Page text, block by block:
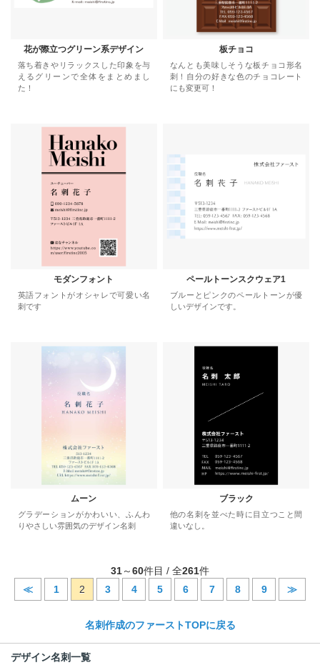
花が際立つグリーン系デザイン
落ち着きやリラックスした印象を与
えるグリーンで全体をまとめまし
た！
板チョコ
なんとも美味しそうな板チョコ形名
刺！自分の好きな色のチョコレート
にも変更可！
モダンフォント
英語フォントがオシャレで可愛い名
刺です
ペールトーンスクウェア1
ブルーとピンクのペールトーンが優
しいデザインです。
ムーン
グラデーションがかわいい、ふんわ
りやさしい雰囲気のデザイン名刺
ブラック
他の名刺を並べた時に目立つこと間
違いなし。
31～60件目 / 全261件
≪
1 2 3 4 5 6 7 8 9 ≫
名刺作成のファーストTOPに戻る
デザイン名刺一覧